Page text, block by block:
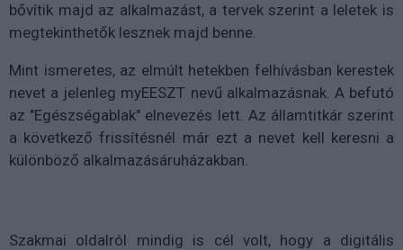
bővítik majd az alkalmazást, a tervek szerint a leletek is
megtekinthetők lesznek majd benne.
Mint ismeretes, az elmúlt hetekben felhívásban kerestek
nevet a jelenleg myEESZT nevű alkalmazásnak. A befutó
az "Egészségablak" elnevezés lett. Az államtitkár szerint
a következő frissítésnél már ezt a nevet kell keresni a
különböző alkalmazásáruházakban.
Szakmai oldalról mindig is cél volt, hogy a digitális